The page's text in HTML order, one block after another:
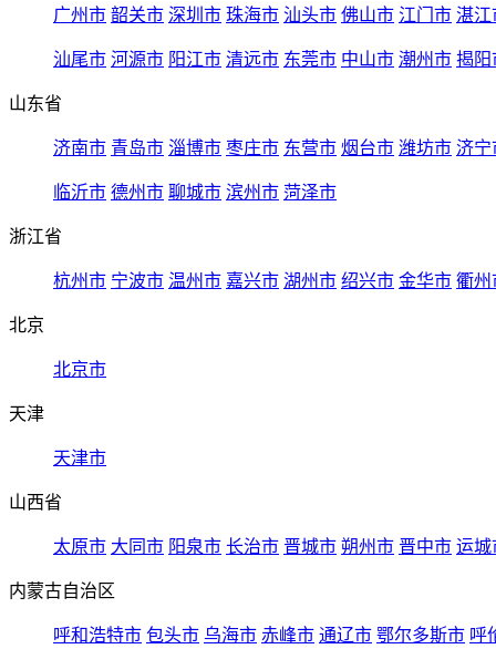
广州市 韶关市 深圳市 珠海市 汕头市 佛山市 江门市 湛江
汕尾市 河源市 阳江市 清远市 东莞市 中山市 潮州市 揭阳
山东省
济南市 青岛市 淄博市 枣庄市 东营市 烟台市 潍坊市 济宁
临沂市 德州市 聊城市 滨州市 菏泽市
浙江省
杭州市 宁波市 温州市 嘉兴市 湖州市 绍兴市 金华市 衢州
北京
北京市
天津
天津市
山西省
太原市 大同市 阳泉市 长治市 晋城市 朔州市 晋中市 运城
内蒙古自治区
呼和浩特市 包头市 乌海市 赤峰市 通辽市 鄂尔多斯市 呼